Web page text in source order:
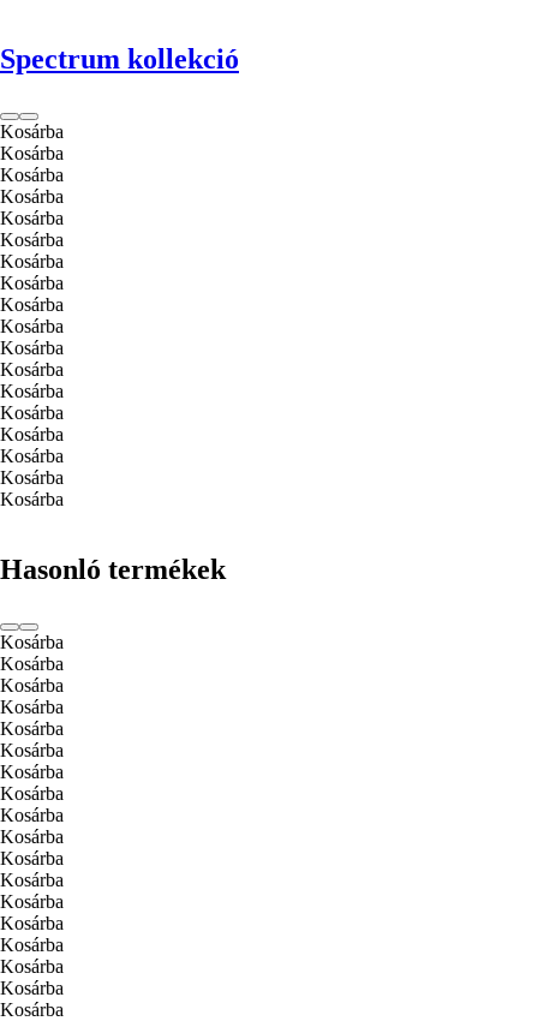
Spectrum kollekció
Kosárba
Kosárba
Kosárba
Kosárba
Kosárba
Kosárba
Kosárba
Kosárba
Kosárba
Kosárba
Kosárba
Kosárba
Kosárba
Kosárba
Kosárba
Kosárba
Kosárba
Kosárba
Hasonló termékek
Kosárba
Kosárba
Kosárba
Kosárba
Kosárba
Kosárba
Kosárba
Kosárba
Kosárba
Kosárba
Kosárba
Kosárba
Kosárba
Kosárba
Kosárba
Kosárba
Kosárba
Kosárba